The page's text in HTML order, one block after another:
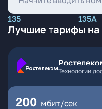
135 135А
Лучшие тарифы
Технологии
200 мбит/сек